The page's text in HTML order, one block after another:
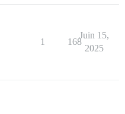
1 168
Juin 15,
2025